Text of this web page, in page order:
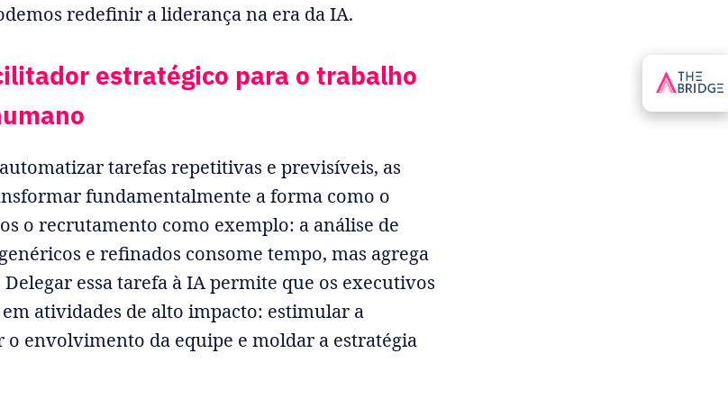
redefinir a liderança na era da IA.
estratégico para o trabalho
tarefas repetitivas e previsíveis, as
fundamentalmente a forma como o
o recrutamento como exemplo: a análise de
e refinados consome tempo, mas agrega
essa tarefa à IA permite que os executivos
atividades de alto impacto: estimular a
envolvimento da equipe e moldar a estratégia